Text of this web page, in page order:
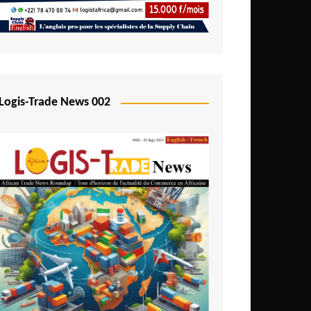
Trade News 002